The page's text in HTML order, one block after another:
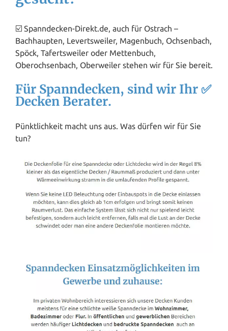
☑️ Spanndecken-Direkt.de, auch für Ostrach –
Bachhaupten, Levertsweiler, Magenbuch, Ochsenbach,
Spöck, Tafertsweiler oder Mettenbuch,
Oberochsenbach, Oberweiler stehen wir für Sie bereit.
Für Spanndecken, sind wir Ihr ✅
Decken Berater.
Pünktlichkeit macht uns aus. Was dürfen wir für Sie
tun?